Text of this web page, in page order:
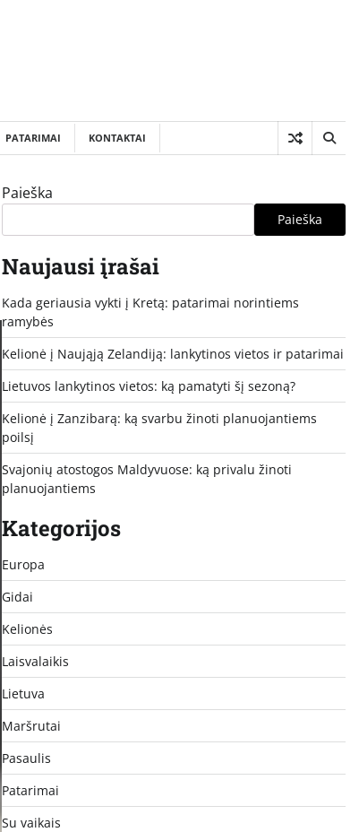
PATARIMAI KONTAKTAI
Paieška
Paieška
Naujausi įrašai
Kada geriausia vykti į Kretą: patarimai norintiems
ramybės
Kelionė į Naująją Zelandiją: lankytinos vietos ir patarimai
Lietuvos lankytinos vietos: ką pamatyti šį sezoną?
Kelionė į Zanzibarą: ką svarbu žinoti planuojantiems
poilsį
Svajonių atostogos Maldyvuose: ką privalu žinoti
planuojantiems
Kategorijos
Europa
Gidai
Kelionės
Laisvalaikis
Lietuva
Maršrutai
Pasaulis
Patarimai
Su vaikais